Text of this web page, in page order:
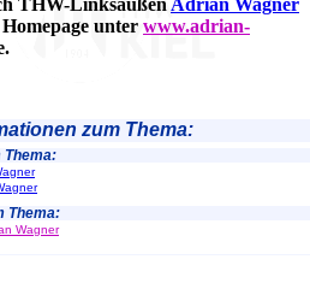
THW-Linksaußen Adrian Wagner
unter www.adrian-
zum Thema:
Thema:
Thema:
Wagner